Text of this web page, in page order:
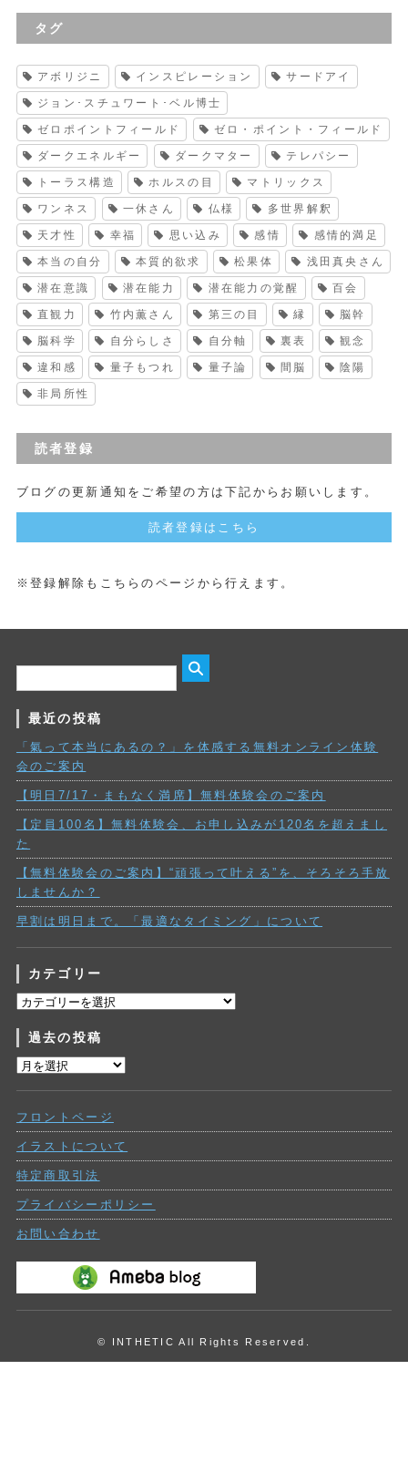
タグ
アボリジニ インスピレーション サードアイ
ジョン･スチュワート･ベル博士
ゼロポイントフィールド ゼロ・ポイント・フィールド
ダークエネルギー ダークマター テレパシー
トーラス構造 ホルスの目 マトリックス
ワンネス 一休さん 仏様 多世界解釈
天才性 幸福 思い込み 感情 感情的満足
本当の自分 本質的欲求 松果体 浅田真央さん
潜在意識 潜在能力 潜在能力の覚醒 百会
直観力 竹内薫さん 第三の目 縁 脳幹
脳科学 自分らしさ 自分軸 裏表 観念
違和感 量子もつれ 量子論 間脳 陰陽
非局所性
読者登録
ブログの更新通知をご希望の方は下記からお願いします。
読者登録はこちら
※登録解除もこちらのページから行えます。
最近の投稿
「氣って本当にあるの？」を体感する無料オンライン体験
会のご案内
【明日7/17・まもなく満席】無料体験会のご案内
【定員100名】無料体験会、お申し込みが120名を超えまし
た
【無料体験会のご案内】“頑張って叶える”を、そろそろ手放
しませんか？
早割は明日まで。「最適なタイミング」について
カテゴリー
カ
ゴ
リ
ー
過去の投稿
過
投
稿
フロントページ
イラストについて
特定商取引法
プライバシーポリシー
お問い合わせ
© INTHETIC All Rights Reserved.